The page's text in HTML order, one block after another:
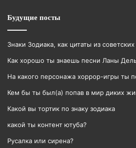
Будущие посты
Знаки Зодиака, как цитаты из
Как хорошо ты знаешь песни Ланы
На какого персонажа хоррор-игры ты
Кем бы ты был(а) попав в мир диких
Какой вы тортик по знаку зодиака
какой ты контент ютуба?
Русалка или сирена?